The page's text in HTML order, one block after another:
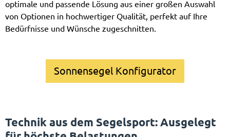
optimale und passende Lösung aus einer großen Auswahl
von Optionen in hochwertiger Qualität, perfekt auf Ihre
Bedürfnisse und Wünsche zugeschnitten.
Sonnensegel Konfigurator
Technik aus dem Segelsport: Ausgelegt